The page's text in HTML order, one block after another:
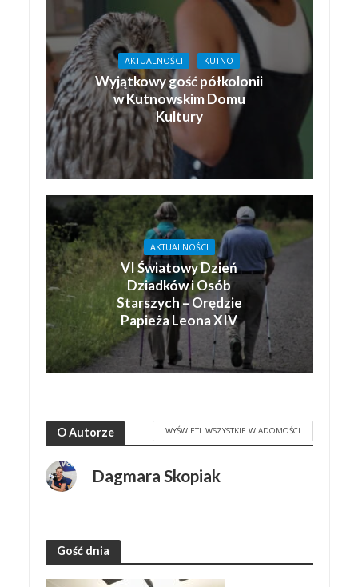
AKTUALNOŚCI KUTNO
Wyjątkowy gość półkolonii
w Kutnowskim Domu
Kultury
AKTUALNOŚCI
VI Światowy Dzień
Dziadków i Osób
Starszych – Orędzie
Papieża Leona XIV
O Autorze WYŚWIETL WSZYSTKIE WIADOMOŚCI
Dagmara Skopiak
Gość dnia